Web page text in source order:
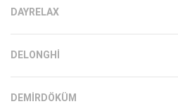
DAYRELAX
DELONGHI
DEMIRDÖKÜM